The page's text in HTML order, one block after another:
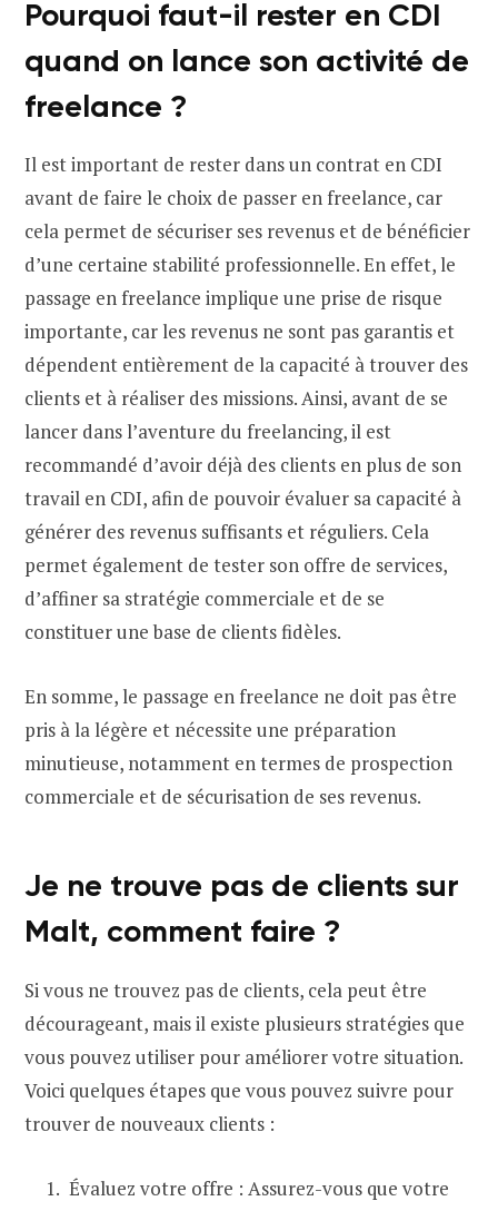
Pourquoi faut-il rester en CDI
quand on lance son activité de
freelance ?
Il est important de rester dans un contrat en CDI
avant de faire le choix de passer en freelance, car
cela permet de sécuriser ses revenus et de bénéficier
d’une certaine stabilité professionnelle. En effet, le
passage en freelance implique une prise de risque
importante, car les revenus ne sont pas garantis et
dépendent entièrement de la capacité à trouver des
clients et à réaliser des missions. Ainsi, avant de se
lancer dans l’aventure du freelancing, il est
recommandé d’avoir déjà des clients en plus de son
travail en CDI, afin de pouvoir évaluer sa capacité à
générer des revenus suffisants et réguliers. Cela
permet également de tester son offre de services,
d’affiner sa stratégie commerciale et de se
constituer une base de clients fidèles.
En somme, le passage en freelance ne doit pas être
pris à la légère et nécessite une préparation
minutieuse, notamment en termes de prospection
commerciale et de sécurisation de ses revenus.
Je ne trouve pas de clients sur
Malt, comment faire ?
Si vous ne trouvez pas de clients, cela peut être
décourageant, mais il existe plusieurs stratégies que
vous pouvez utiliser pour améliorer votre situation.
Voici quelques étapes que vous pouvez suivre pour
trouver de nouveaux clients :
Évaluez votre offre : Assurez-vous que votre